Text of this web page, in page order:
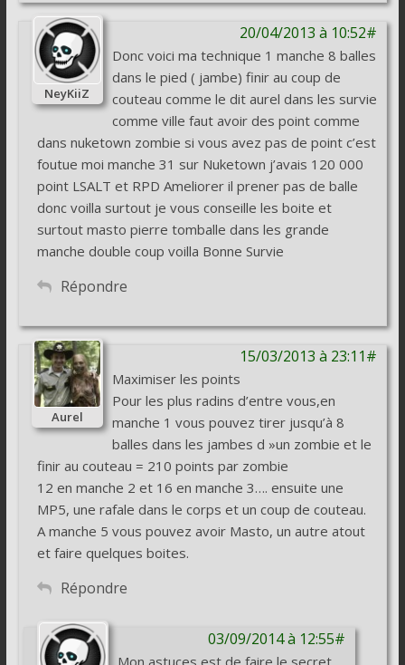
20/04/2013 à 10:52#
NeyKiiZ
Donc voici ma technique 1 manche 8 balles
dans le pied ( jambe) finir au coup de
couteau comme le dit aurel dans les survie
comme ville faut avoir des point comme
dans nuketown zombie si vous avez pas de point c’est
foutue moi manche 31 sur Nuketown j’avais 120 000
point LSALT et RPD Ameliorer il prener pas de balle
donc voilla surtout je vous conseille les boite et
surtout masto pierre tomballe dans les grande
manche double coup voilla Bonne Survie
Répondre
15/03/2013 à 23:11#
Aurel
Maximiser les points
Pour les plus radins d’entre vous,en
manche 1 vous pouvez tirer jusqu’à 8
balles dans les jambes d »un zombie et le
finir au couteau = 210 points par zombie
12 en manche 2 et 16 en manche 3…. ensuite une
MP5, une rafale dans le corps et un coup de couteau.
A manche 5 vous pouvez avoir Masto, un autre atout
et faire quelques boites.
Répondre
03/09/2014 à 12:55#
Mon astuces est de faire le secret